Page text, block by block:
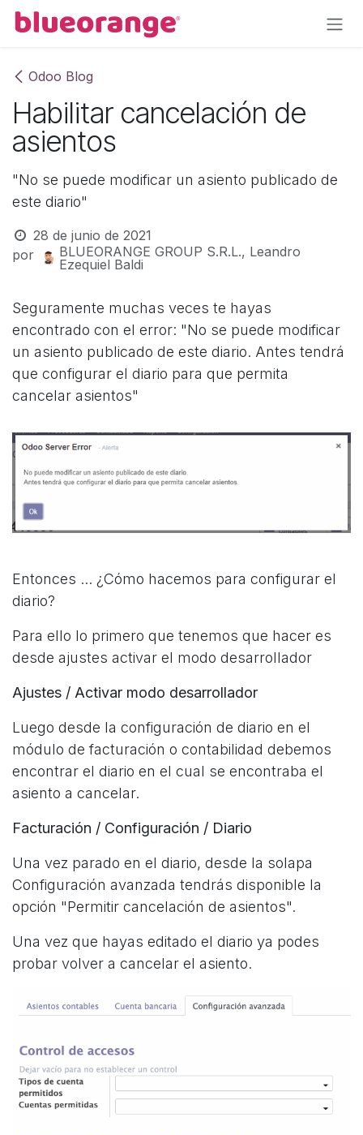
Ir al contenido
Odoo Blog
Habilitar cancelación de
asientos
"No se puede modificar un asiento publicado de
este diario"
28 de junio de 2021
por
BLUEORANGE GROUP S.R.L., Leandro
Ezequiel Baldi
Seguramente muchas veces te hayas
encontrado con el error: "No se puede modificar
un asiento publicado de este diario. Antes tendrá
que configurar el diario para que permita
cancelar asientos"
Entonces ... ¿Cómo hacemos para configurar el
diario?
Para ello lo primero que tenemos que hacer es
desde ajustes activar el modo desarrollador
Ajustes / Activar modo desarrollador
Luego desde la configuración de diario en el
módulo de facturación o contabilidad debemos
encontrar el diario en el cual se encontraba el
asiento a cancelar.
Facturación / Configuración / Diario
Una vez parado en el diario, desde la solapa
Configuración avanzada tendrás disponible la
opción "Permitir cancelación de asientos".
Una vez que hayas editado el diario ya podes
probar volver a cancelar el asiento.